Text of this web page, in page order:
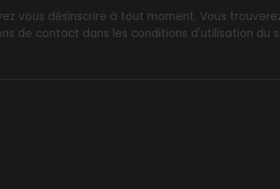
vous désinscrire à tout moment. Vous
de contact dans les conditions d'utilisation du